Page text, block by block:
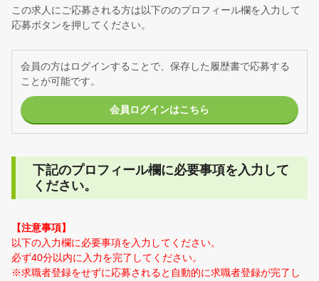
この求人にご応募される方は以下ののプロフィール欄を入力して
応募ボタンを押してください。
会員の方はログインすることで、保存した履歴書で応募する
ことが可能です。
会員ログインはこちら
下記のプロフィール欄に必要事項を入力して
ください。
【注意事項】
以下の入力欄に必要事項を入力してください。
必ず40分以内に入力を完了してください。
※求職者登録をせずに応募されると自動的に求職者登録が完了し